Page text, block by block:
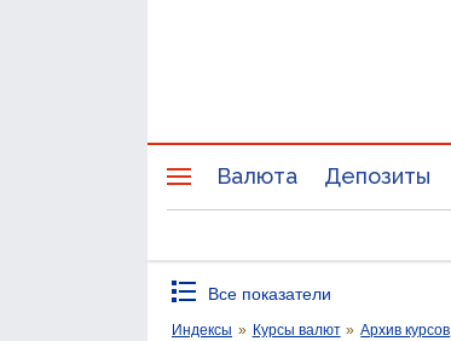
Валюта Депозиты
Все показатели
Индексы » Курсы валют » Архив курсов